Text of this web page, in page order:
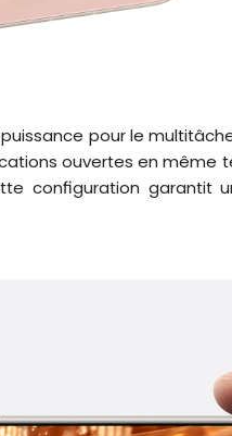
pour le
ouvertes en même
configuration garantit